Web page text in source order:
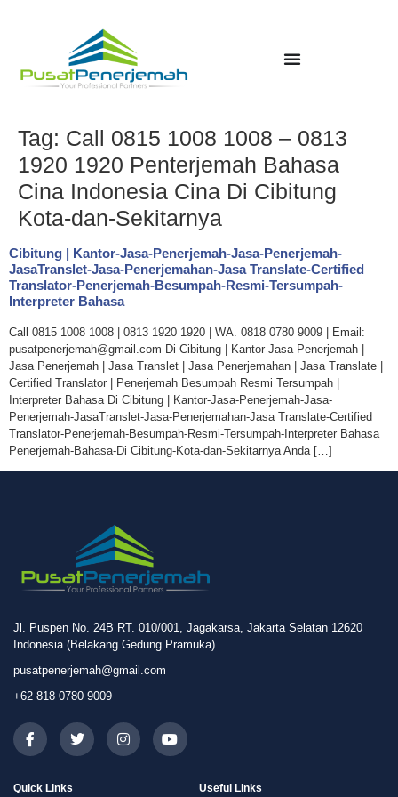
Tag: Call 0815 1008 1008 – 0813
1920 1920 Penterjemah Bahasa
Cina Indonesia Cina Di Cibitung
Kota-dan-Sekitarnya
Cibitung | Kantor-Jasa-Penerjemah-Jasa-Penerjemah-
JasaTranslet-Jasa-Penerjemahan-Jasa Translate-Certified
Translator-Penerjemah-Besumpah-Resmi-Tersumpah-
Interpreter Bahasa
Call 0815 1008 1008 | 0813 1920 1920 | WA. 0818 0780 9009 | Email:
pusatpenerjemah@gmail.com Di Cibitung | Kantor Jasa Penerjemah |
Jasa Penerjemah | Jasa Translet | Jasa Penerjemahan | Jasa Translate |
Certified Translator | Penerjemah Besumpah Resmi Tersumpah |
Interpreter Bahasa Di Cibitung | Kantor-Jasa-Penerjemah-Jasa-
Penerjemah-JasaTranslet-Jasa-Penerjemahan-Jasa Translate-Certified
Translator-Penerjemah-Besumpah-Resmi-Tersumpah-Interpreter Bahasa
Penerjemah-Bahasa-Di Cibitung-Kota-dan-Sekitarnya Anda […]
Jl. Puspen No. 24B RT. 010/001, Jagakarsa, Jakarta Selatan 12620
Indonesia (Belakang Gedung Pramuka)
pusatpenerjemah@gmail.com
+62 818 0780 9009
Quick Links Useful Links